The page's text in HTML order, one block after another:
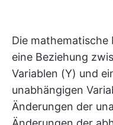
Die
eine Beziehung
Variablen (Y) und
unabhängigen
Änderungen der